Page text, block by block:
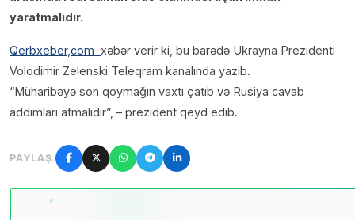
yaratmalıdır.
Qerbxeber,com xəbər verir ki, bu barədə Ukrayna Prezidenti
Volodimir Zelenski Teleqram kanalında yazıb.
“Müharibəyə son qoymağın vaxtı çatıb və Rusiya cavab
addımları atmalıdır”, – prezident qeyd edib.
PAYLAŞ